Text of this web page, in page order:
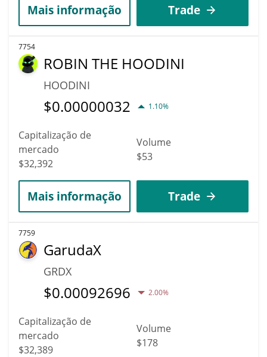
Mais informação Trade
7754
ROBIN THE HOODINI
HOODINI
$0.00000032 1.10%
Capitalização de
mercado
$32,392
Volume
$53
Mais informação Trade
7759
GarudaX
GRDX
$0.00092696 2.00%
Capitalização de
mercado
$32,389
Volume
$178